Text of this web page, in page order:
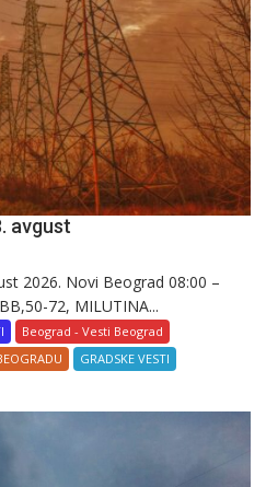
avgust
2026. Novi Beograd 08:00 –
72, MILUTINA...
Beograd - Vesti Beograd
GRADSKE VESTI